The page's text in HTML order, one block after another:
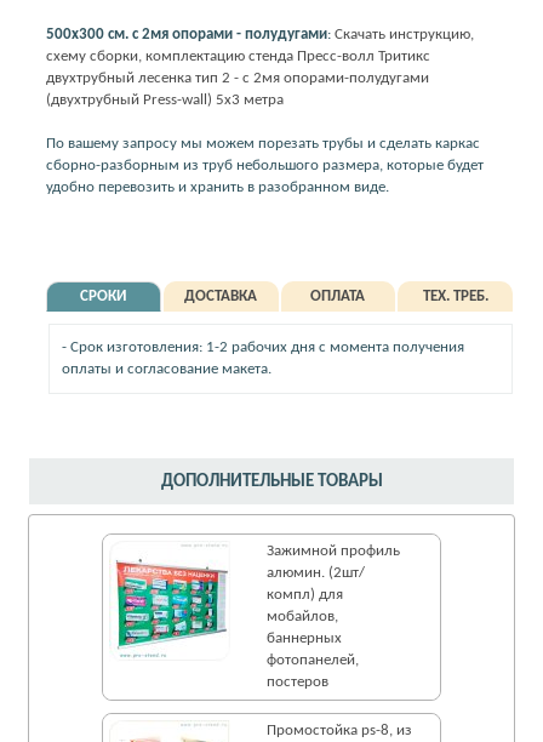
500х300 см. с 2мя опорами - полудугами: Скачать инструкцию,
схему сборки, комплектацию стенда Пресс-волл Тритикс
двухтрубный лесенка тип 2 - с 2мя опорами-полудугами
(двухтрубный Press-wall) 5х3 метра
По вашему запросу мы можем порезать трубы и сделать каркас
сборно-разборным из труб небольшого размера, которые будет
удобно перевозить и хранить в разобранном виде.
СРОКИ ДОСТАВКА ОПЛАТА ТЕХ. ТРЕБ.
- Срок изготовления: 1-2 рабочих дня с момента получения
оплаты и согласование макета.
ДОПОЛНИТЕЛЬНЫЕ ТОВАРЫ
Зажимной профиль
алюмин. (2шт/
компл) для
мобайлов,
баннерных
фотопанелей,
постеров
Промостойка ps-8, из